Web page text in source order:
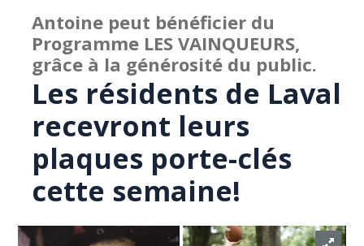
Antoine peut bénéficier du
Programme LES VAINQUEURS,
grâce à la générosité du public.
Les résidents de Laval
recevront leurs
plaques porte-clés
cette semaine!